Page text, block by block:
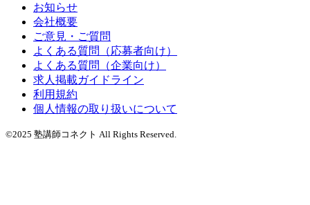
お知らせ
会社概要
ご意見・ご質問
よくある質問（応募者向け）
よくある質問（企業向け）
求人掲載ガイドライン
利用規約
個人情報の取り扱いについて
©2025 塾講師コネクト All Rights Reserved.